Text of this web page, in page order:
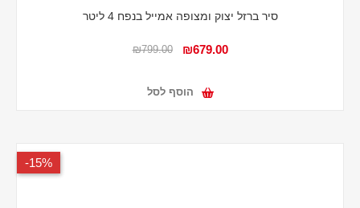
סיר ברזל יצוק ומצופה אמייל בנפח 4 ליטר
₪679.00
₪799.00
הוסף לסל
15%-